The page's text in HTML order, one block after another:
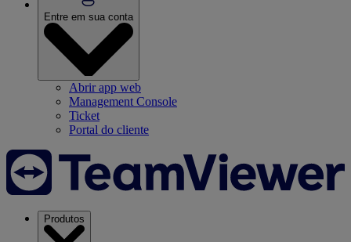
Entre em sua conta
Abrir app web
Management Console
Ticket
Portal do cliente
Produtos